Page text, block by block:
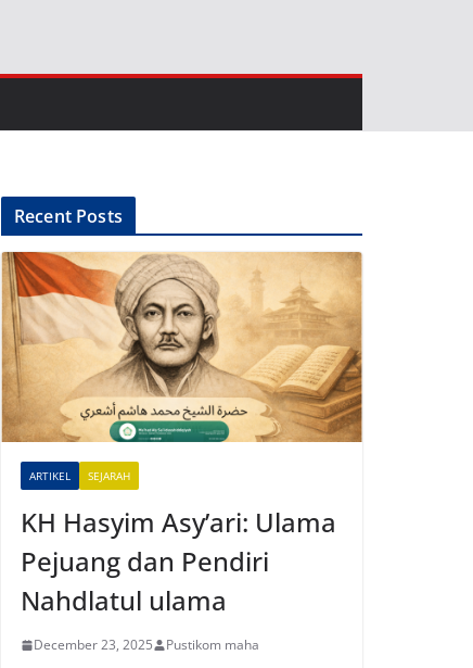
Recent Posts
ARTIKEL SEJARAH
KH Hasyim Asy’ari: Ulama
Pejuang dan Pendiri
Nahdlatul ulama
December 23, 2025 Pustikom maha